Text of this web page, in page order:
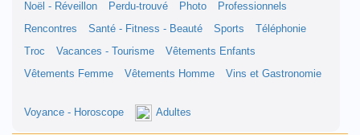
Noël - Réveillon
Perdu-trouvé Photo
Professionnels
Rencontres
Santé - Fitness - Beauté Sports
Téléphonie
Troc
Vacances - Tourisme
Vêtements Enfants
Vêtements Femme
Vêtements Homme Vins et Gastronomie
Voyance - Horoscope Adultes